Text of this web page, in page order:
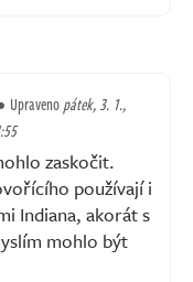
Upravenopátek, 3. 1.,
zaskočit.
používají i
Indiana, akorát s
mohlo být